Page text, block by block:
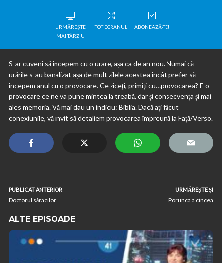
URMĂREȘTE
MAI TÂRZIU
TOT ECRANUL ABONEAZĂ-TE!
S-ar cuveni să începem cu o urare, așa ca de an nou. Numai că
urările s-au banalizat așa de mult zilele acestea încât prefer să
începem anul cu o provocare. Ce ziceți, primiți cu…provocarea? E o
provocare ce ne va pune mintea la treabă, dar și consecvența și mai
ales memoria. Vă mai dau un indiciu: Biblia. Dacă ați făcut
conexiunile, vă invit să detaliem provocarea împreună la Față/Verso.
PUBLICAT ANTERIOR
Doctorul săracilor
URMĂREȘTE ȘI
Porunca a cincea
ALTE EPISOADE